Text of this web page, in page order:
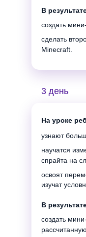
и
3D-
и
В
создать
сделать
Minecraft.
На уроке
В
3 день
создать
узнают
научатся
спрайта на
освоят
изучат